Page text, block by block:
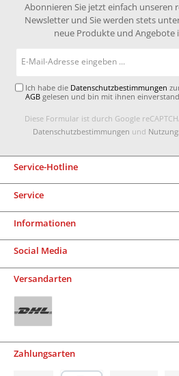
Abonnieren Sie jetzt einfach unseren
Newsletter und Sie werden stets
neue Produkte und
Ich habe die Datenschutzbestimmungen
AGB gelesen und bin mit ihnen
Diese Formular ist durch Google
Datenschutzbestimmungen und
Service-Hotline
Service
Informationen
Social Media
Versandarten
Zahlungsarten